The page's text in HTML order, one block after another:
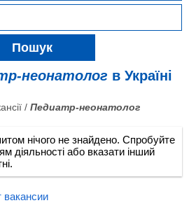
Пошук
неонатолог в Україні
/ Педиатр-неонатолог
нічого не знайдено. Спробуйте
діяльності або вказати інший
вакансии